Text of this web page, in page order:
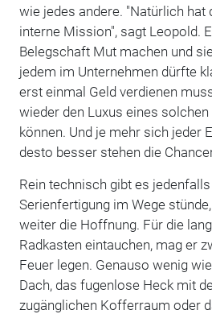
wie jedes andere. "Natürlich hat
interne Mission", sagt Leopold.
Belegschaft Mut machen und
jedem im Unternehmen dürfte
erst einmal Geld verdienen
wieder den Luxus eines
können. Und je mehr sich jeder
desto besser stehen die
Rein technisch gibt es
Serienfertigung im Wege
weiter die Hoffnung. Für die
Radkasten eintauchen, mag er
Feuer legen. Genauso wenig
Dach, das fugenlose Heck mit
zugänglichen Kofferraum oder